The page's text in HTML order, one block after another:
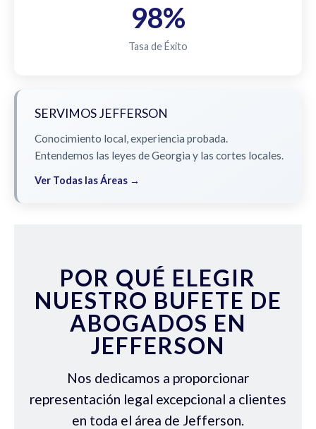
98%
Tasa de Éxito
SERVIMOS JEFFERSON
Conocimiento local, experiencia probada.
Entendemos las leyes de Georgia y las cortes locales.
Ver Todas las Áreas →
POR QUÉ ELEGIR
NUESTRO BUFETE DE
ABOGADOS EN
JEFFERSON
Nos dedicamos a proporcionar
representación legal excepcional a clientes
en toda el área de Jefferson.